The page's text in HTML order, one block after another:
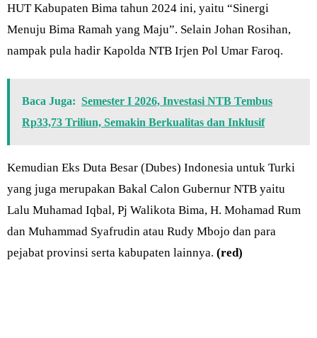
HUT Kabupaten Bima tahun 2024 ini, yaitu “Sinergi
Menuju Bima Ramah yang Maju”. Selain Johan Rosihan,
nampak pula hadir Kapolda NTB Irjen Pol Umar Faroq.
Baca Juga: Semester I 2026, Investasi NTB Tembus
Rp33,73 Triliun, Semakin Berkualitas dan Inklusif
Kemudian Eks Duta Besar (Dubes) Indonesia untuk Turki
yang juga merupakan Bakal Calon Gubernur NTB yaitu
Lalu Muhamad Iqbal, Pj Walikota Bima, H. Mohamad Rum
dan Muhammad Syafrudin atau Rudy Mbojo dan para
pejabat provinsi serta kabupaten lainnya. (red)